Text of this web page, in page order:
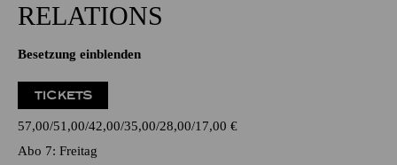
RELATIONS
Besetzung einblenden
TICKETS
57,00 51,00 42,00 35,00 28,00 17,00 €
Abo 7: Freitag